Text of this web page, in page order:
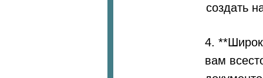
создать
4.
вам